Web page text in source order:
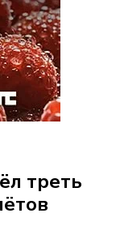
треть